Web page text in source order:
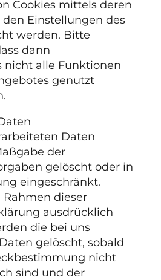
Cookies mittels deren
Einstellungen des
werden. Bitte
dann
nicht alle Funktionen
genutzt
Daten
der
gelöscht oder in
eingeschränkt.
dieser
ausdrücklich
die bei uns
gelöscht, sobald
nicht
sind und der